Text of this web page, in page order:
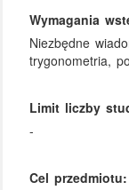
Wymagania
Niezbędne
trygonometria,
Limit liczby
-
Cel przedmiotu: